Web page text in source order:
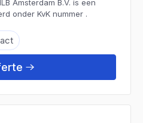
Amsterdam B.V. is een
onder KvK nummer .